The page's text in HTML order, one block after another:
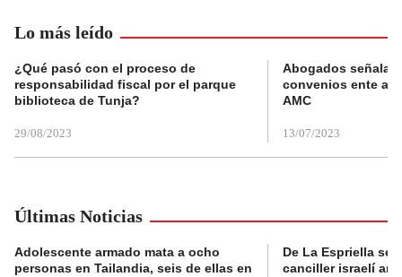
Lo más leído
¿Qué pasó con el proceso de
responsabilidad fiscal por el parque
biblioteca de Tunja?
29/08/2023
Abogados
convenios ente
AMC
13/07/2023
Últimas Noticias
Adolescente armado mata a ocho
personas en Tailandia, seis de ellas en
De La Espriella se
canciller israelí